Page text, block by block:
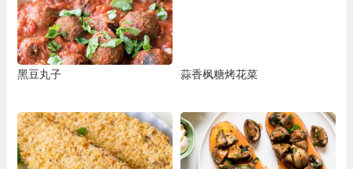
黑豆丸子 蒜香枫糖烤花菜